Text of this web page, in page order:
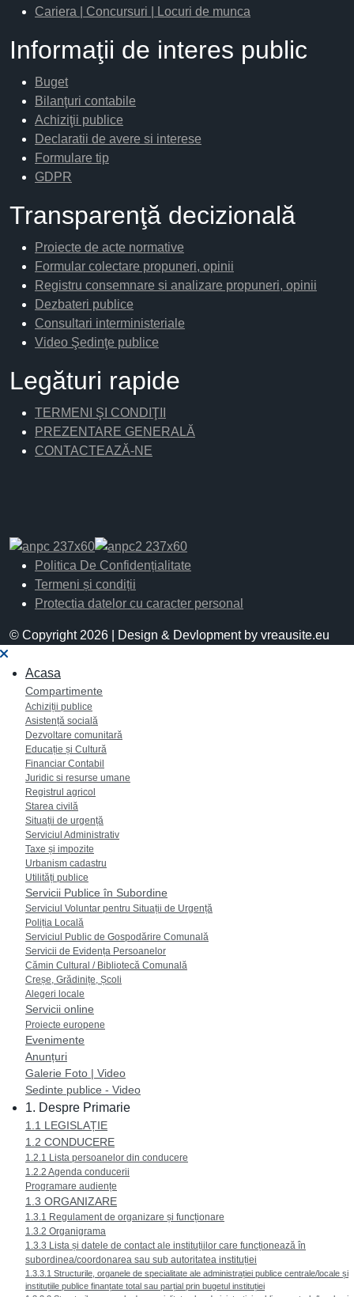
Cariera | Concursuri | Locuri de munca
Informaţii de interes public
Buget
Bilanţuri contabile
Achiziţii publice
Declaratii de avere si interese
Formulare tip
GDPR
Transparenţă decizională
Proiecte de acte normative
Formular colectare propuneri, opinii
Registru consemnare si analizare propuneri, opinii
Dezbateri publice
Consultari interministeriale
Video Şedinţe publice
Legături rapide
TERMENI ŞI CONDIŢII
PREZENTARE GENERALĂ
CONTACTEAZĂ-NE
Politica De Confidențialitate
Termeni și condiții
Protectia datelor cu caracter personal
© Copyright 2026 | Design & Devlopment by vreausite.eu
Acasa
Compartimente
Achiziții publice
Asistență socială
Dezvoltare comunitară
Educație și Cultură
Financiar Contabil
Juridic si resurse umane
Registrul agricol
Starea civilă
Situații de urgență
Serviciul Administrativ
Taxe și impozite
Urbanism cadastru
Utilități publice
Servicii Publice în Subordine
Serviciul Voluntar pentru Situații de Urgență
Poliția Locală
Serviciul Public de Gospodărire Comunală
Servicii de Evidența Persoanelor
Cămin Cultural / Bibliotecă Comunală
Creșe, Grădinițe, Școli
Alegeri locale
Servicii online
Proiecte europene
Evenimente
Anunțuri
Galerie Foto | Video
Sedinte publice - Video
1. Despre Primarie
1.1 LEGISLAȚIE
1.2 CONDUCERE
1.2.1 Lista persoanelor din conducere
1.2.2 Agenda conducerii
Programare audiențe
1.3 ORGANIZARE
1.3.1 Regulament de organizare și funcționare
1.3.2 Organigrama
1.3.3 Lista și datele de contact ale instituțiilor care funcționează în
subordinea/coordonarea sau sub autoritatea instituției
1.3.3.1 Structurile, organele de specialitate ale administrației publice centrale/locale și
instituțiile publice finanțate total sau parțial prin bugetul instituției